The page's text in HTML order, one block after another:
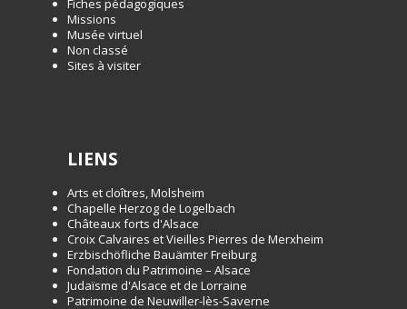
Fiches pédagogiques
Missions
Musée virtuel
Non classé
Sites à visiter
LIENS
Arts et cloîtres, Molsheim
Chapelle Herzog de Logelbach
Châteaux forts d'Alsace
Croix Calvaires et Vieilles Pierres de Merxheim
Erzbischöfliche Bauämter Freiburg
Fondation du Patrimoine – Alsace
Judaïsme d'Alsace et de Lorraine
Patrimoine de Neuwiller-lès-Saverne